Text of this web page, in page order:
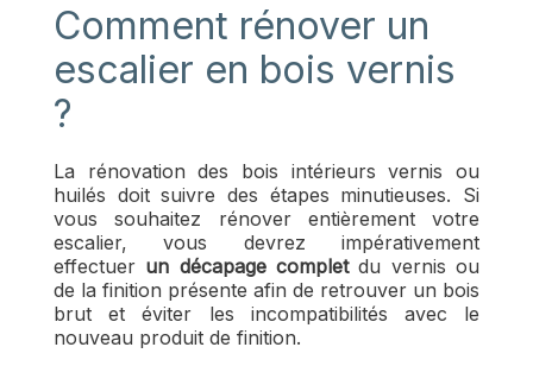
Comment rénover un
escalier en bois vernis
?
La rénovation des bois intérieurs vernis ou
huilés doit suivre des étapes minutieuses. Si
vous souhaitez rénover entièrement votre
escalier, vous devrez impérativement
effectuer un décapage completdu vernis ou
de la finition présente afin de retrouver un bois
brut et éviter les incompatibilités avec le
nouveau produit de finition.